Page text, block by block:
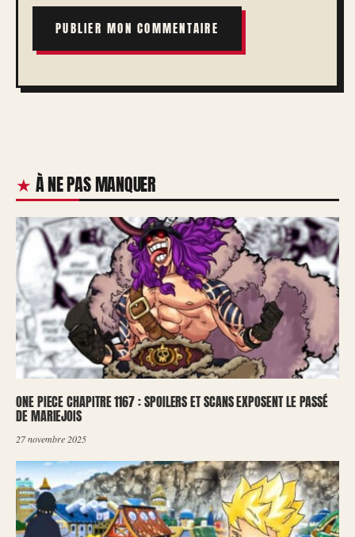
À NE PAS MANQUER
ONE PIECE CHAPITRE 1167 : SPOILERS ET SCANS EXPOSENT LE PASSÉ
DE MARIEJOIS
27 novembre 2025